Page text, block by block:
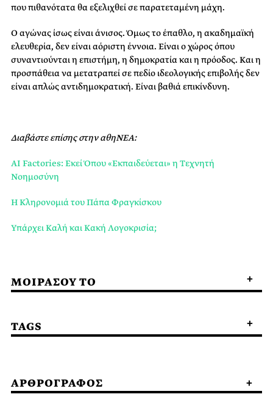
που πιθανότατα θα εξελιχθεί σε παρατεταμένη μάχη.
Ο αγώνας ίσως είναι άνισος. Όμως το έπαθλο, η ακαδημαϊκή
ελευθερία, δεν είναι αόριστη έννοια. Είναι ο χώρος όπου
συναντιούνται η επιστήμη, η δημοκρατία και η πρόοδος. Και η
προσπάθεια να μετατραπεί σε πεδίο ιδεολογικής επιβολής δεν
είναι απλώς αντιδημοκρατική. Είναι βαθιά επικίνδυνη.
Διαβάστε επίσης στην αθηΝΕΑ:
AI Factories: Εκεί Όπου «Εκπαιδεύεται» η Τεχνητή
Νοημοσύνη
H Κληρονομιά του Πάπα Φραγκίσκου
Υπάρχει Καλή και Κακή Λογοκρισία;
ΜΟΙΡΑΣΟΥ ΤΟ
TAGS
ΑΡΘΡΟΓΡΑΦΟΣ